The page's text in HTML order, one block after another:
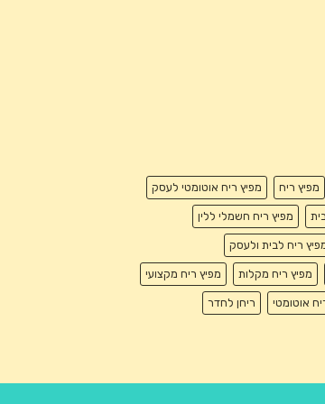
מפיץ ריח מפיץ ריח אוטומטי לעסק
מפיץ ריח חשמלי ללין
ריח לבית ולעסק
מפיץ ריח מקלות מפיץ ריח מקצועי
אוטומטי ריחן לחדר